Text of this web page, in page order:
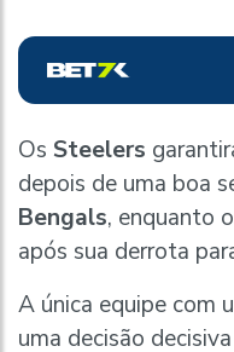
Os Steelers
depois de uma boa
Bengals, enquanto
após sua derrota
A única equipe com
uma decisão